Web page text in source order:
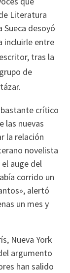
Literatura
Sueca desoyó
incluirle entre
tras la
de
crítico
las nuevas
la relación
novelista
auge del
corrido un
alertó
un mes y
Nueva York
argumento
han salido